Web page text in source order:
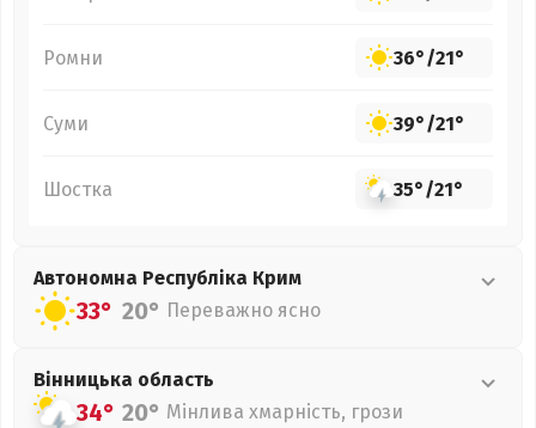
Ромни 36°/21°
Суми 39°/21°
Шостка 35°/21°
Автономна Республіка Крим
33° 20° Переважно ясно
Вінницька область
34° 20° Мінлива хмарність, грози